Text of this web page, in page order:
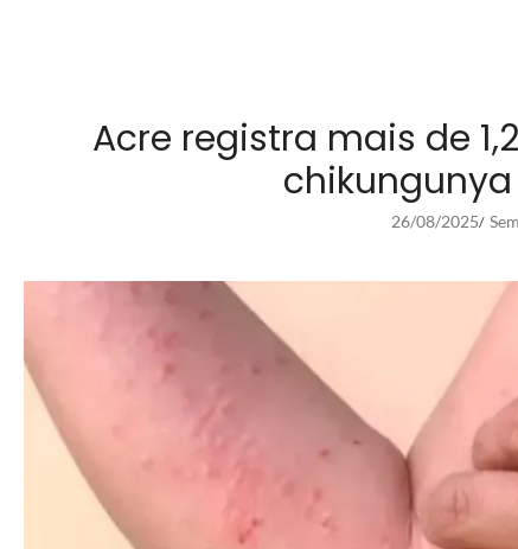
Acre registra mais de
26/08/2025/